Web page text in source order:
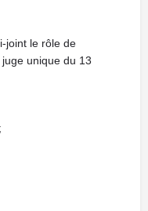
joint le rôle de
unique du 13